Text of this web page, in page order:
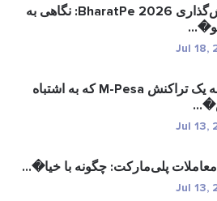
ارزش‌گذاری BharatPe 2026: نگاهی به
چگونه یک تراکنش M-Pesa که به اشتباه
پلی‌مارکت: چگونه با خیا�...